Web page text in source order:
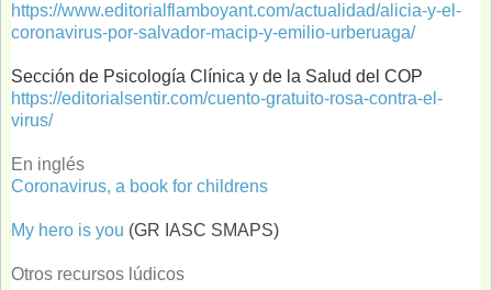
https://www.editorialflamboyant.com/actualidad/alicia-y-el-
coronavirus-por-salvador-macip-y-emilio-urberuaga/
Sección de Psicología Clínica y de la Salud del COP
https://editorialsentir.com/cuento-gratuito-rosa-contra-el-
virus/
En inglés
Coronavirus, a book for childrens
My hero is you (GR IASC SMAPS)
Otros recursos lúdicos